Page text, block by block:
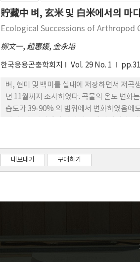
貯藏中 벼, 玄米 및 白米에서의 마
Ecological Successions of Arthropod
柳文一, 趙惠媛, 金永培
한국응용곤충학회지 Vol. 29 No. 1
벼, 현미 및 백미를 실내에 저장하면서 저곡
년 11월까지 조사하였다. 곡물의 온도 변화
습도가 39-90% 의 범위에서 변화하였음에도 각각 12.7 0.4, 13.1 0.4, 및 13.5 0.3%로 안정된 수준에 있었
우에는 밀가루줄명나방에서 쌀바구미,
집은 현미냐 백미에서의 군집에 비해 단순
현미의 경우 마디발동물의 활동이 활발했던
내보내기 구매하기